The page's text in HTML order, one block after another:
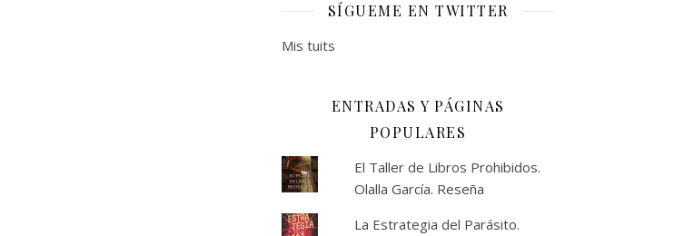
SÍGUEME EN TWITTER
Mis tuits
ENTRADAS Y PÁGINAS
POPULARES
El Taller de Libros Prohibidos.
Olalla García. Reseña
La Estrategia del Parásito.